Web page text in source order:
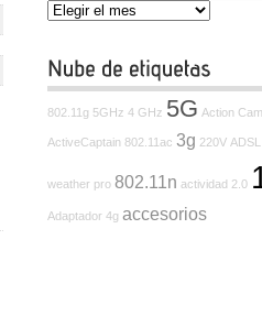
Archivos
802.11g 5GHz 4 GHz 5G Action
ActiveCaptain 802.11ac 3g 220V ADSL
weather pro 802.11n actividad 2.0
Adaptador 4g accesorios